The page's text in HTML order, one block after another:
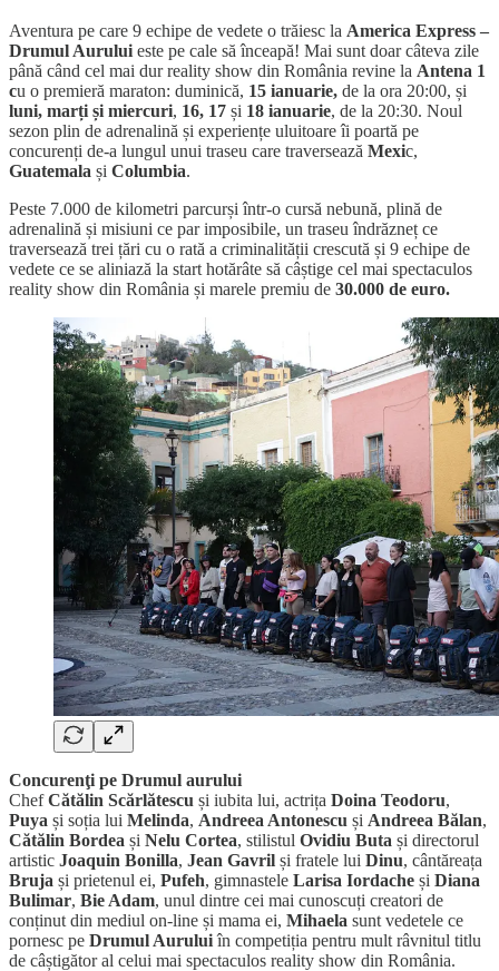
Aventura pe care 9 echipe de vedete o trăiesc la America Express –
Drumul Auruluieste pe cale să înceapă! Mai sunt doar câteva zile
până când cel mai dur reality show din România revine la Antena 1
cu o premieră maraton: duminică, 15 ianuarie, de la ora 20:00, și
luni, marți și miercuri, 16, 17 și 18 ianuarie, de la 20:30. Noul
sezon plin de adrenalină și experiențe uluitoare îi poartă pe
concurenți de-a lungul unui traseu care traversează Mexic,
Guatemala și Columbia.
Peste 7.000 de kilometri parcurși într-o cursă nebună, plină de
adrenalină și misiuni ce par imposibile, un traseu îndrăzneț ce
traversează trei țări cu o rată a criminalității crescută și 9 echipe de
vedete ce se aliniază la start hotărâte să câștige cel mai spectaculos
reality show din România și marele premiu de 30.000 de euro.
Concurenţi pe Drumul aurului
ChefCătălin Scărlătescu și iubita lui, actrița Doina Teodoru,
Puya și soția lui Melinda, Andreea Antonescu și Andreea Bălan,
Cătălin Bordea și Nelu Cortea, stilistul Ovidiu Buta și directorul
artistic Joaquin Bonilla, Jean Gavril și fratele lui Dinu, cântăreața
Bruja și prietenul ei, Pufeh, gimnastele Larisa Iordache și Diana
Bulimar, Bie Adam, unul dintre cei mai cunoscuți creatori de
conținut din mediul on-line și mama ei, Mihaela sunt vedetele ce
pornesc pe Drumul Auruluiîn competiția pentru mult râvnitul titlu
de câștigător al celui mai spectaculos reality show din România.